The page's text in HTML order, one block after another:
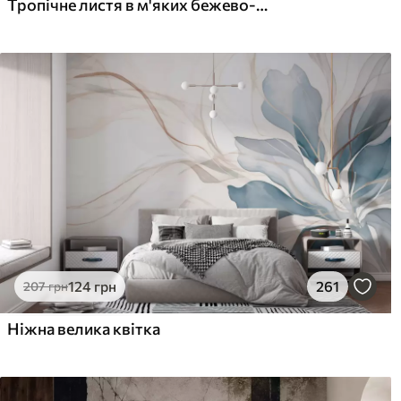
1216730грн /м² Тропічне листя в м'яких бежево-зелених тонах, з акварельним ефектом і ніжними переходами кольорів
207грн124 грн 261
Ніжна велика квітка